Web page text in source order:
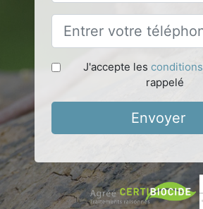
J'accepte les conditions
rappelé
Envoyer